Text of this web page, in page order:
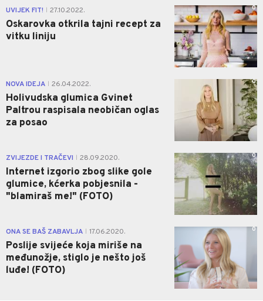
UVIJEK FIT! 27.10.2022.
Oskarovka otkrila tajni recept za
vitku liniju
0
NOVA IDEJA 26.04.2022.
Holivudska glumica Gvinet
Paltrou raspisala neobičan oglas
za posao
0
ZVIJEZDE I TRAČEVI 28.09.2020.
Internet izgorio zbog slike gole
glumice, kćerka pobjesnila -
"blamiraš me!" (FOTO)
0
ONA SE BAŠ ZABAVLJA 17.06.2020.
Poslije svijeće koja miriše na
međunožje, stiglo je nešto još
luđe! (FOTO)
0